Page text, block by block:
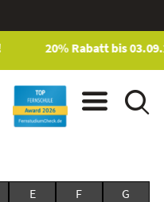
20% Rabatt bis
E F
G